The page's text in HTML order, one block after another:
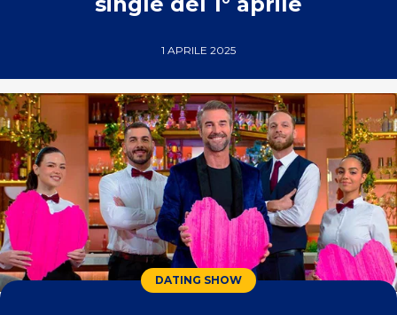
1 APRILE 2025
DATING SHOW